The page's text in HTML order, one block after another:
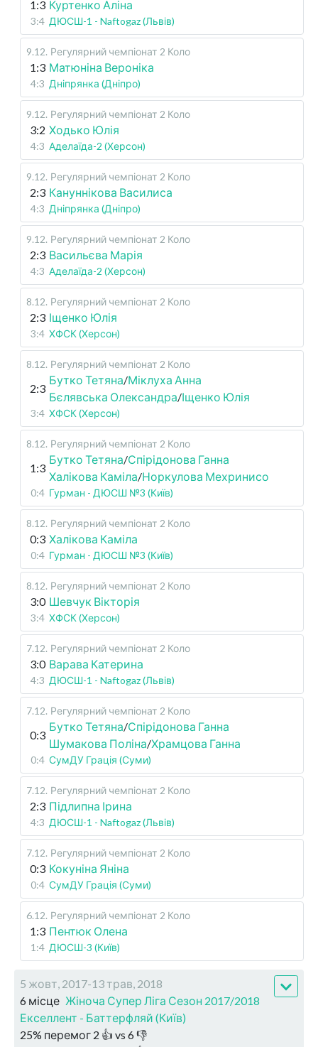
1:3 Куртенко Аліна
3:4 ДЮСШ-1 - Naftogaz (Львів)
9.12. Регулярний чемпіонат 2 Коло
1:3 Матюніна Вероніка
4:3 Дніпрянка (Дніпро)
9.12. Регулярний чемпіонат 2 Коло
3:2 Ходько Юлія
4:3 Аделаїда-2 (Херсон)
9.12. Регулярний чемпіонат 2 Коло
2:3 Кануннікова Василиса
4:3 Дніпрянка (Дніпро)
9.12. Регулярний чемпіонат 2 Коло
2:3 Васильєва Марія
4:3 Аделаїда-2 (Херсон)
8.12. Регулярний чемпіонат 2 Коло
2:3 Іщенко Юлія
3:4 ХФСК (Херсон)
8.12. Регулярний чемпіонат 2 Коло
2:3
Бутко Тетяна/Міклуха Анна
Бєлявська Олександра/Іщенко Юлія
3:4 ХФСК (Херсон)
8.12. Регулярний чемпіонат 2 Коло
1:3
Бутко Тетяна/Спірідонова Ганна
Халікова Каміла/Норкулова Мехринисо
0:4 Гурман - ДЮСШ №3 (Київ)
8.12. Регулярний чемпіонат 2 Коло
0:3 Халікова Каміла
0:4 Гурман - ДЮСШ №3 (Київ)
8.12. Регулярний чемпіонат 2 Коло
3:0 Шевчук Вікторія
3:4 ХФСК (Херсон)
7.12. Регулярний чемпіонат 2 Коло
3:0 Варава Катерина
4:3 ДЮСШ-1 - Naftogaz (Львів)
7.12. Регулярний чемпіонат 2 Коло
0:3
Бутко Тетяна/Спірідонова Ганна
Шумакова Поліна/Храмцова Ганна
0:4 СумДУ Грація (Суми)
7.12. Регулярний чемпіонат 2 Коло
2:3 Підлипна Ірина
4:3 ДЮСШ-1 - Naftogaz (Львів)
7.12. Регулярний чемпіонат 2 Коло
0:3 Кокуніна Яніна
0:4 СумДУ Грація (Суми)
6.12. Регулярний чемпіонат 2 Коло
1:3 Пентюк Олена
1:4 ДЮСШ-3 (Київ)
5 жовт, 2017-13 трав, 2018
6 місце Жіноча Супер Ліга Сезон 2017/2018
Екселлент - Баттерфляй (Київ)
25% перемог 2 👍 vs 6👎